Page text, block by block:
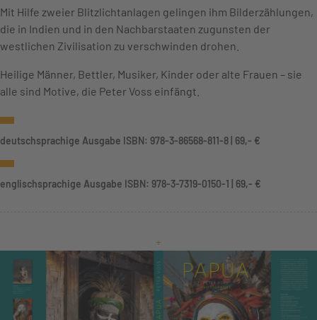
Mit Hilfe zweier Blitzlichtanlagen gelingen ihm Bilderzählungen,
die in Indien und in den Nachbarstaaten zugunsten der
westlichen Zivilisation zu verschwinden drohen.
Heilige Männer, Bettler, Musiker, Kinder oder alte Frauen – sie
alle sind Motive, die Peter Voss einfängt.
deutschsprachige Ausgabe ISBN: 978-3-86568-811-8 | 69,- €
englischsprachige Ausgabe ISBN: 978-3-7319-0150-1 | 69,- €
+